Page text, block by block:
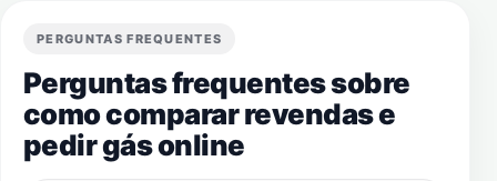
PERGUNTAS FREQUENTES
Perguntas frequentes sobre
como comparar revendas e
pedir gás online